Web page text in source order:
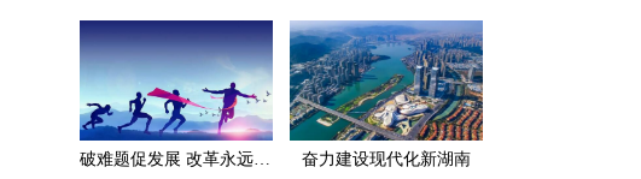
破难题促发展 改革永远在路上 奋力建设现代化新湖南